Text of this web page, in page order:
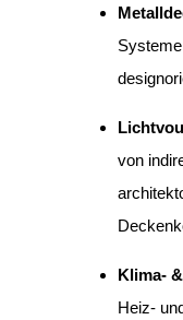
von
Klima-
Heiz-